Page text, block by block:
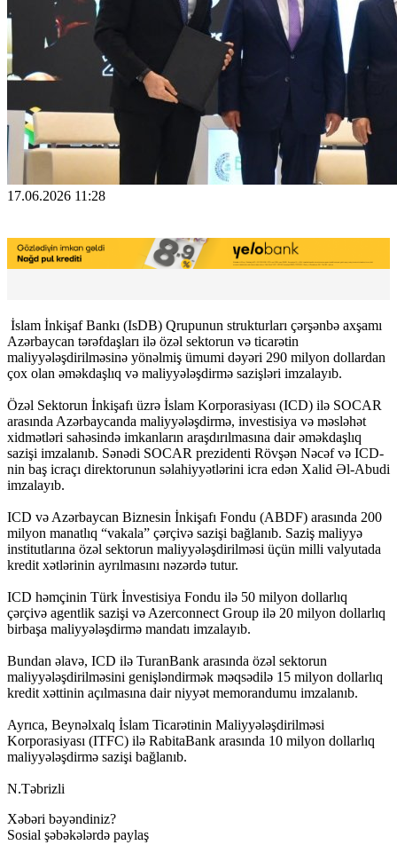
17.06.2026 11:28
İslam İnkişaf Bankı (IsDB) Qrupunun strukturları çərşənbə axşamı
Azərbaycan tərəfdaşları ilə özəl sektorun və ticarətin
maliyyələşdirilməsinə yönəlmiş ümumi dəyəri 290 milyon dollardan
çox olan əməkdaşlıq və maliyyələşdirmə sazişləri imzalayıb.
Özəl Sektorun İnkişafı üzrə İslam Korporasiyası (ICD) ilə SOCAR
arasında Azərbaycanda maliyyələşdirmə, investisiya və məsləhət
xidmətləri sahəsində imkanların araşdırılmasına dair əməkdaşlıq
sazişi imzalanıb. Sənədi SOCAR prezidenti Rövşən Nəcəf və ICD-
nin baş icraçı direktorunun səlahiyyətlərini icra edən Xalid Əl-Abudi
imzalayıb.
ICD və Azərbaycan Biznesin İnkişafı Fondu (ABDF) arasında 200
milyon manatlıq “vakala” çərçivə sazişi bağlanıb. Saziş maliyyə
institutlarına özəl sektorun maliyyələşdirilməsi üçün milli valyutada
kredit xətlərinin ayrılmasını nəzərdə tutur.
ICD həmçinin Türk İnvestisiya Fondu ilə 50 milyon dollarlıq
çərçivə agentlik sazişi və Azerconnect Group ilə 20 milyon dollarlıq
birbaşa maliyyələşdirmə mandatı imzalayıb.
Bundan əlavə, ICD ilə TuranBank arasında özəl sektorun
maliyyələşdirilməsini genişləndirmək məqsədilə 15 milyon dollarlıq
kredit xəttinin açılmasına dair niyyət memorandumu imzalanıb.
Ayrıca, Beynəlxalq İslam Ticarətinin Maliyyələşdirilməsi
Korporasiyası (ITFC) ilə RabitaBank arasında 10 milyon dollarlıq
maliyyələşdirmə sazişi bağlanıb.
N.Təbrizli
Xəbəri bəyəndiniz?
Sosial şəbəkələrdə paylaş